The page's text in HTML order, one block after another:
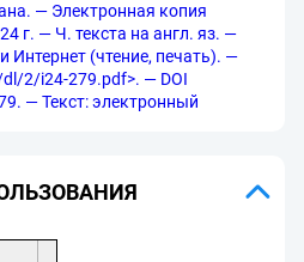
— Электронная копия
г. — Ч. текста на англ. яз. —
Интернет (чтение, печать). —
2/i24-279.pdf>. — DOI
— Текст: электронный